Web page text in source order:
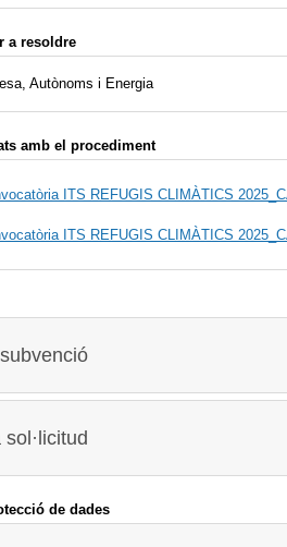
a resoldre
Autònoms i Energia
amb el procediment
ITS REFUGIS CLIMÀTICS
ITS REFUGIS CLIMÀTICS
de dades